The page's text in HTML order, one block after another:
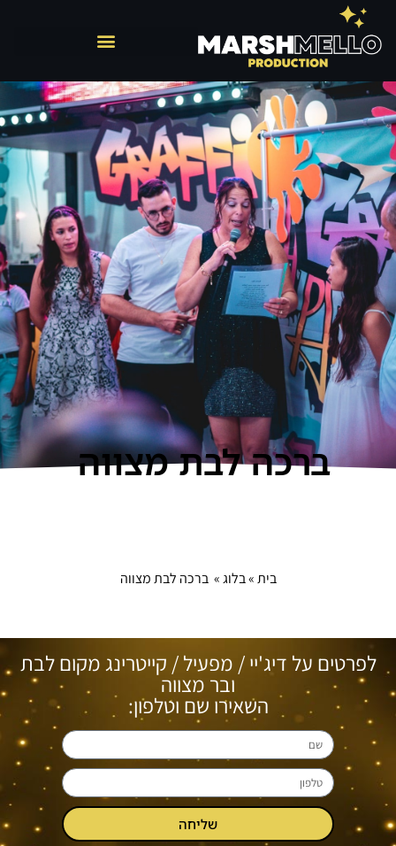
ברכה לבת מצווה
בית»בלוג» ברכה לבת מצווה
לפרטים על דיג'יי / מפעיל / קייטרינג מקום לבת
ובר מצווה
השאירו שם וטלפון:
שליחה